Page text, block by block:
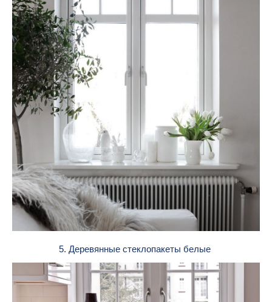
5. Деревянные стеклопакеты белые